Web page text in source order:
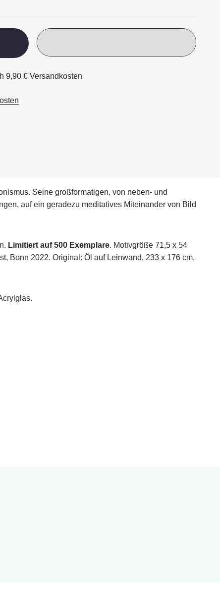
9,90 € Versandkosten
Seine großformatigen, von neben- und
auf ein geradezu meditatives Miteinander von Bild
Limitiert auf 500 Exemplare. Motivgröße 71,5 x 54
Bonn 2022. Original: Öl auf Leinwand, 233 x 176 cm,